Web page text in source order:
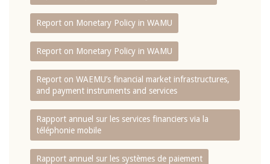
Report on Monetary Policy in WAMU
Report on Monetary Policy in WAMU
Report on WAEMU’s financial market infrastructures,
and payment instruments and services
Rapport annuel sur les services financiers via la
téléphonie mobile
Rapport annuel sur les systèmes de paiement